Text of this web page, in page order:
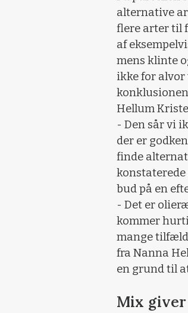
alternative
flere arter til
af
mens klinte
ikke for alvor
Hellum
- Den sår vi
der er
finde
konstaterede
bud på en
- Det er
kommer
mange
fra Nanna
en grund til
Mix